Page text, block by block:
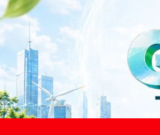
หญ่ SUSTAIN CITY: THE GREEN
ษฐกิจสีเขียวอย่างยั่งยืน
CITY: THE GREEN TRANSITION เวทีแลก
งคมสีเขียว พร้อมนำเสนอแนวทางที่สามารถนำไป
ชี่ยวชาญในหลากหลายสาขา ผ่านประเด็นสำคัญว่า
งยืนและบรรลุเป้าหมาย Net Zero อย่างเป็นรูปธรรม
Transitioning: Shifting Systemพลิกโครงสร้าง
ทคโนโลยี เพื่อขับเคลื่อนประเทศไทยสู่เศรษฐกิจสีเขียว
นตรีและรัฐมนตรีว่าการกระทรวงการอุดมศึกษา
Decarbonize Unlockร่วมสำรวจแนวทางที่ภาคธุรกิจ
น และเดินหน้าสู่เป้าหมาย Net Zero พบกับ คุณปัณ